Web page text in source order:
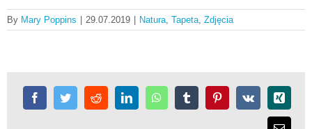
wysokiej jakości
zdjęć za darmo
By Mary Poppins | 29.07.2019 | Natura Tapeta Zdjęcia